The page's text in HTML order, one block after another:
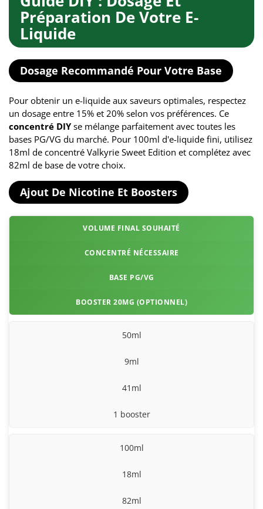
Préparation De Votre E-
Liquide
Dosage Recommandé Pour Votre Base
Pour obtenir un e-liquide aux saveurs optimales, respectez
un dosage entre 15% et 20% selon vos préférences. Ce
concentré DIYse mélange parfaitement avec toutes les
bases PG/VG du marché. Pour 100ml d'e-liquide fini, utilisez
18ml de concentré Valkyrie Sweet Edition et complétez avec
82ml de base de votre choix.
Ajout De Nicotine Et Boosters
VOLUME FINAL SOUHAITÉ
CONCENTRÉ NÉCESSAIRE
BASE PG/VG
BOOSTER 20MG (OPTIONNEL)
50ml
9ml
41ml
1 booster
100ml
18ml
82ml